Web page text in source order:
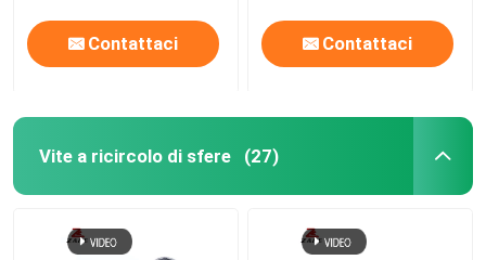
Contattaci Contattaci
Vite a ricircolo di sfere (27)